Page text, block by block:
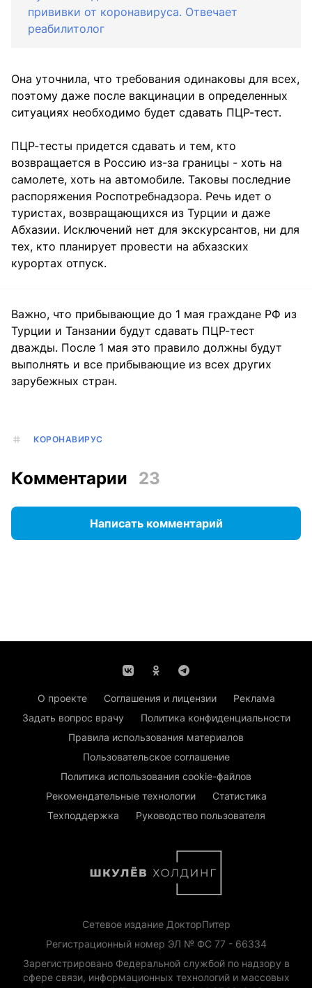
прививки от коронавируса. Отвечает
реабилитолог
Она уточнила, что требования одинаковы для всех,
поэтому даже после вакцинации в определенных
ситуациях необходимо будет сдавать ПЦР-тест.
ПЦР-тесты придется сдавать и тем, кто
возвращается в Россию из-за границы - хоть на
самолете, хоть на автомобиле. Таковы последние
распоряжения Роспотребнадзора. Речь идет о
туристах, возвращающихся из Турции и даже
Абхазии. Исключений нет для экскурсантов, ни для
тех, кто планирует провести на абхазских
курортах отпуск.
Важно, что прибывающие до 1 мая граждане РФ из
Турции и Танзании будут сдавать ПЦР-тест
дважды. После 1 мая это правило должны будут
выполнять и все прибывающие из всех других
зарубежных стран.
КОРОНАВИРУС
Комментарии 23
Написать комментарий
О проекте Соглашения и лицензии
Реклама
Задать вопрос врачу
Политика конфиденциальности
Правила использования материалов
Пользовательское соглашение
Политика использования cookie-файлов
Рекомендательные технологии
Статистика
Техподдержка
Руководство пользователя
Сетевое издание ДокторПитер
Регистрационный номер ЭЛ № ФС 77 - 66334
Зарегистрировано Федеральной службой по надзору в
сфере связи, информационных технологий и массовых